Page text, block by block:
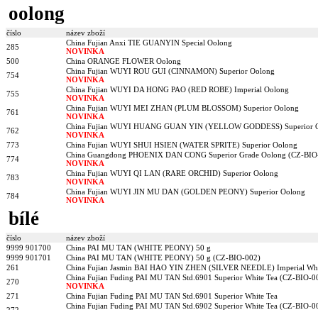
oolong
číslo
název zboží
285
China Fujian Anxi TIE GUANYIN Special Oolong
NOVINKA
500
China ORANGE FLOWER Oolong
754
China Fujian WUYI ROU GUI (CINNAMON) Superior Oolong
NOVINKA
755
China Fujian WUYI DA HONG PAO (RED ROBE) Imperial Oolong
NOVINKA
761
China Fujian WUYI MEI ZHAN (PLUM BLOSSOM) Superior Oolong
NOVINKA
762
China Fujian WUYI HUANG GUAN YIN (YELLOW GODDESS) Superior
NOVINKA
773
China Fujian WUYI SHUI HSIEN (WATER SPRITE) Superior Oolong
774
China Guangdong PHOENIX DAN CONG Superior Grade Oolong (CZ-
NOVINKA
783
China Fujian WUYI QI LAN (RARE ORCHID) Superior Oolong
NOVINKA
784
China Fujian WUYI JIN MU DAN (GOLDEN PEONY) Superior Oolong
NOVINKA
bílé
číslo
název zboží
9999 901700
China PAI MU TAN (WHITE PEONY) 50 g
9999 901701
China PAI MU TAN (WHITE PEONY) 50 g (CZ-BIO-002)
261
China Fujian Jasmin BAI HAO YIN ZHEN (SILVER NEEDLE) Imperial
270
China Fujian Fuding PAI MU TAN Std.6901 Superior White Tea (CZ-BIO-
NOVINKA
271
China Fujian Fuding PAI MU TAN Std.6901 Superior White Tea
China Fujian Fuding PAI MU TAN Std.6902 Superior White Tea (CZ-BIO-